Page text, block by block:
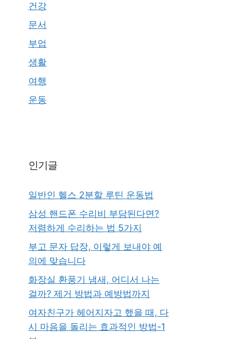
건강
문서
부업
생활
여행
운동
인기글
일반인 헬스 2분할 루틴 운동법
삼성 핸드폰 수리비 부담된다면?
저렴하게 수리하는 법 5가지
부고 문자 답장, 이렇게 보내야 예
의에 맞습니다
화장실 환풍기 냄새, 어디서 나는
걸까? 제거 방법과 예방법까지
여자친구가 헤어지자고 했을 때, 다
시 마음을 돌리는 효과적인 방법-1